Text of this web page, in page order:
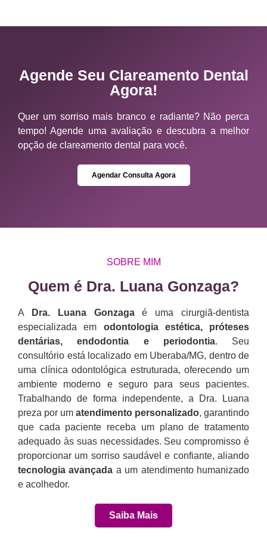
Agende Seu Clareamento Dental
Agora!
Quer um sorriso mais branco e radiante? Não perca
tempo! Agende uma avaliação e descubra a melhor
opção de clareamento dental para você.
Agendar Consulta Agora
SOBRE MIM
Quem é Dra. Luana Gonzaga?​
A Dra. Luana Gonzagaé uma cirurgiã-dentista
especializada em odontologia estética, próteses
dentárias, endodontia e periodontia. Seu
consultório está localizado em Uberaba/MG, dentro de
uma clínica odontológica estruturada, oferecendo um
ambiente moderno e seguro para seus pacientes.
Trabalhando de forma independente, a Dra. Luana
preza por um atendimento personalizado, garantindo
que cada paciente receba um plano de tratamento
adequado às suas necessidades. Seu compromisso é
proporcionar um sorriso saudável e confiante, aliando
tecnologia avançada a um atendimento humanizado
e acolhedor.
Saiba Mais